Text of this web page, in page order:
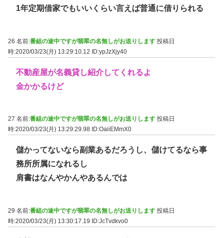
1年定期借家でもいいくらい言えば普通に借りられる
26 名前:番組の途中ですが翡翠の名無しがお送りします 投稿日
時:2020/03/23(月) 13:29:10.12 ID:ypJzXjy40
不動産屋が名義貸し紹介してくれるよ
金かかるけど
27 名前:番組の途中ですが翡翠の名無しがお送りします 投稿日
時:2020/03/23(月) 13:29:29.98 ID:OaiiEMmX0
儲かってないなら副業あるだろうし、儲けてるなら事
務所所属になれるし
肩書はなんやかんやあるんでは
29 名前:番組の途中ですが翡翠の名無しがお送りします 投稿日
時:2020/03/23(月) 13:30:17.19 ID:JcTvdkvo0